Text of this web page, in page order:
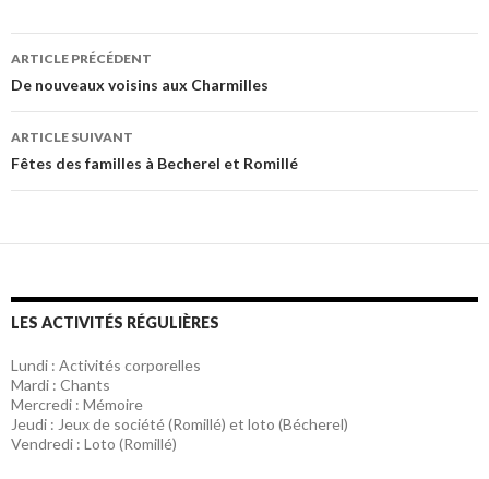
Navigation
des
articles
ARTICLE PRÉCÉDENT
De nouveaux voisins aux Charmilles
ARTICLE SUIVANT
Fêtes des familles à Becherel et Romillé
LES ACTIVITÉS RÉGULIÈRES
Lundi : Activités corporelles
Mardi : Chants
Mercredi : Mémoire
Jeudi : Jeux de société (Romillé) et loto (Bécherel)
Vendredi : Loto (Romillé)